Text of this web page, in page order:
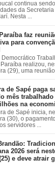
continua
da Secretaria
Nesta ...
faz
para
Democrático
realizou,
(29), uma reunião
de Sapé paga
mês
na
de Sapé inicia,
(30), o
servidores ...
2026 será
e deve atrair